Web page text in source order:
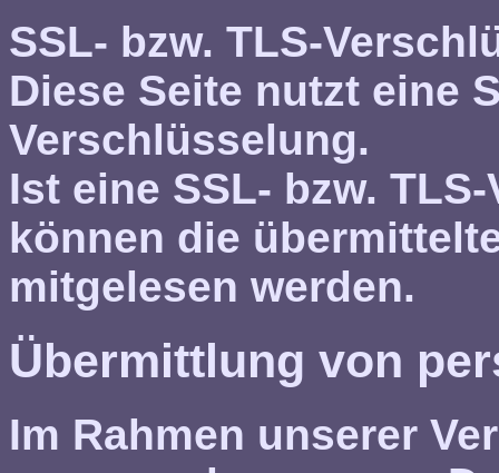
SSL- bzw. TLS-
Diese Seite nutzt eine
Verschlüsselung.
Ist eine SSL- bzw.
können die
mitgelesen werden.
Übermittlung von
Im Rahmen unserer